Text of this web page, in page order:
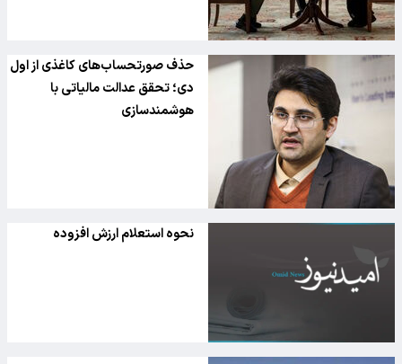
حذف صورتحساب‌های کاغذی از اول
دی‌؛ تحقق عدالت مالیاتی با
هوشمندسازی
نحوه استعلام ارزش افزوده